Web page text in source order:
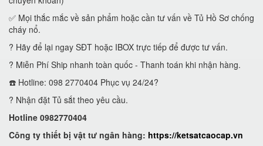
✅ Mọi thắc mắc về sản phẩm hoặc cần tư vấn về Tủ Hồ Sơ chống
cháy nổ.
? Hãy để lại ngay SĐT hoặc IBOX trực tiếp để được tư vấn.
? Miễn Phí Ship nhanh toàn quốc - Thanh toán khi nhận hàng.
☎️ Hotline: 098 2770404 Phục vụ 24/24?
? Nhận đặt Tủ sắt theo yêu cầu.
Hotline 0982770404
Công ty thiết bị vật tư ngân hàng: https://ketsatcaocap.vn